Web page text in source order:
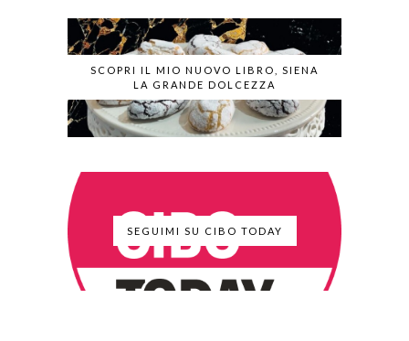
SCOPRI IL MIO NUOVO LIBRO, SIENA
LA GRANDE DOLCEZZA
SEGUIMI SU CIBO TODAY